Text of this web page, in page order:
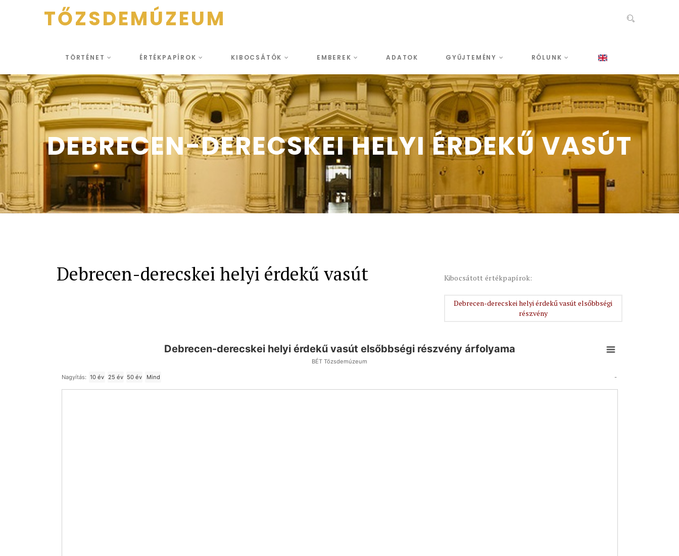
TŐZSDEMÚZEUM
TÖRTÉNET ÉRTÉKPAPÍROK KIBOCSÁTÓK EMBEREK ADATOK GYŰJTEMÉNY RÓLUNK
DEBRECEN-DERECSKEI HELYI ÉRDEKŰ VASÚT
Debrecen-derecskei helyi érdekű vasút Kibocsátott értékpapírok:
Debrecen-derecskei helyi érdekű vasút elsőbbségi
részvény
Debrecen-derecskei helyi érdekű vasút elsőbbségi részvény árfolyama
BÉT Tőzsdemúzeum
Nagyítás: 10 év 25 év 50 év Mind -